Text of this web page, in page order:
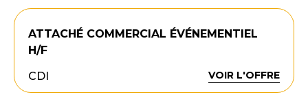
ATTACHÉ COMMERCIAL ÉVÉNEMENTIEL
H/F
CDI
VOIR L'OFFRE